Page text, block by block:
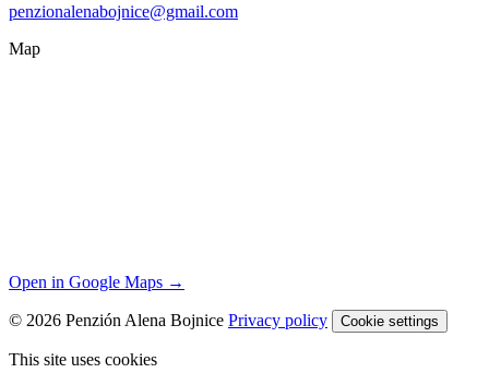
penzionalenabojnice@gmail.com
Map
Open in Google Maps →
© 2026 Penzión Alena Bojnice Privacy policy Cookie settings
This site uses cookies